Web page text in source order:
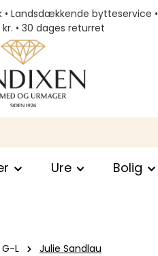
Landsdækkende bytteservice
• 30 dages returret
Ure Bolig
G-L Julie Sandlau